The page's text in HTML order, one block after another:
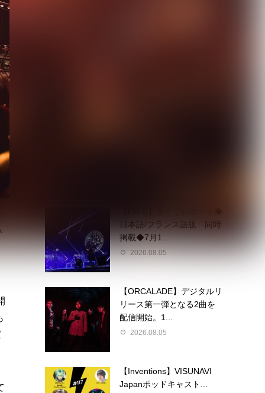
日本語/フランス語版 同時
掲載◆7月1...
2026.08.05
【ORCALADE】デジタルリ
リース第一弾となる2曲を
配信開始。1...
2026.08.05
【Inventions】VISUNAVI
Japanポッドキャスト...